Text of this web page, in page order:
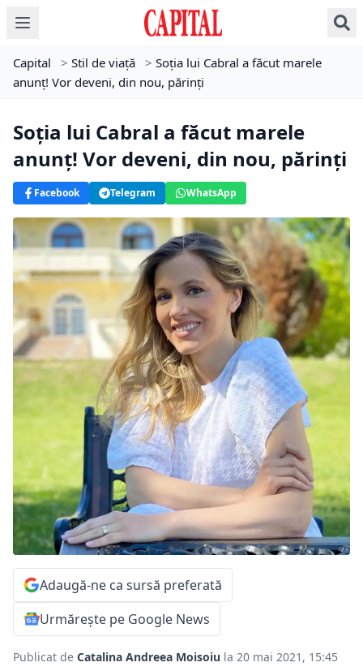
Capital > Stil de viață > Soția lui Cabral a făcut marele
anunț! Vor deveni, din nou, părinți
Soția lui Cabral a făcut marele
anunț! Vor deveni, din nou, părinți
Facebook Telegram WhatsApp
Adaugă-ne ca sursă preferată
Urmărește pe Google News
Publicat de Catalina Andreea Moisoiu la 20 mai 2021, 15:45